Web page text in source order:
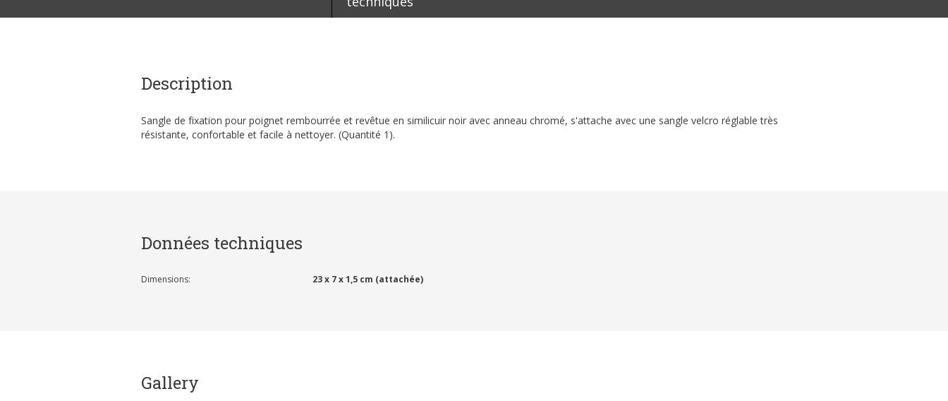
Description
Sangle de fixation pour poignet rembourrée et revêtue en similicuir noir avec anneau chromé, s'attache avec une sangle velcro réglable très
résistante, confortable et facile à nettoyer. (Quantité 1).
Données techniques
Dimensions: 23 x 7 x 1,5 cm (attachée)
Gallery